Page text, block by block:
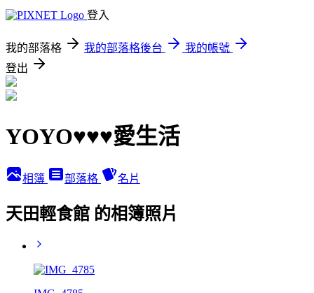
登入
我的部落格 我的部落格後台
我的帳號
登出
YOYO♥♥♥愛生活
相簿 部落格 名片
天田輕食館 的相簿照片